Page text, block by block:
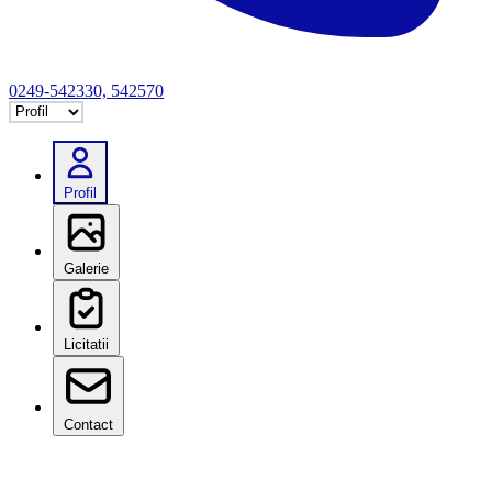
0249-542330, 542570
Selectează tab
Profil
Galerie
Licitatii
Contact